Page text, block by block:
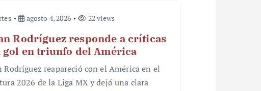
agosto 4, 2026 22 views
Rodríguez responde a críticas
gol en triunfo del América
Rodríguez reapareció con el América en el
2026 de la Liga MX y dejó una clara